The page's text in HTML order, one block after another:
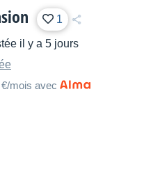
1
il y a 5 jours
mois avec